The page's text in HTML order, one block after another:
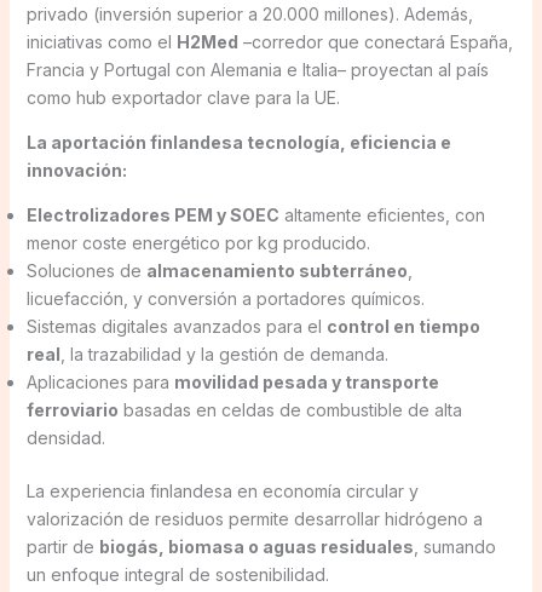
privado (inversión superior a 20.000 millones). Además,
iniciativas como el H2Med –corredor que conectará España,
Francia y Portugal con Alemania e Italia– proyectan al país
como hub exportador clave para la UE.
La aportación finlandesa tecnología, eficiencia e
innovación:
Electrolizadores PEM y SOEC altamente eficientes, con
menor coste energético por kg producido.
Soluciones de almacenamiento subterráneo
licuefacción, y conversión a portadores químicos.
Sistemas digitales avanzados para el control en tiempo
real , la trazabilidad y la gestión de demanda.
Aplicaciones para movilidad pesada y transporte
ferroviario basadas en celdas de combustible de alta
densidad.
La experiencia finlandesa en economía circular y
valorización de residuos permite desarrollar hidrógeno a
partir de biogás, biomasa o aguas residuales , sumando
un enfoque integral de sostenibilidad.